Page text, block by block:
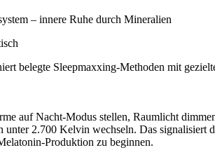
belegte Sleepmaxxing-Methoden mit
auf Nacht-Modus stellen, Raumlicht
unter 2.700 Kelvin wechseln. Das signalisiert
Produktion zu beginnen.